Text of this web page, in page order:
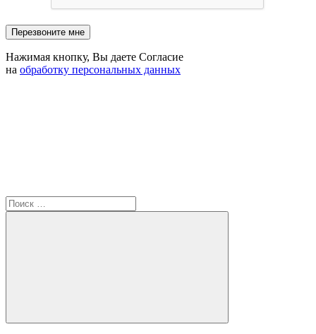
Нажимая кнопку, Вы даете Согласие
на обработку персональных данных